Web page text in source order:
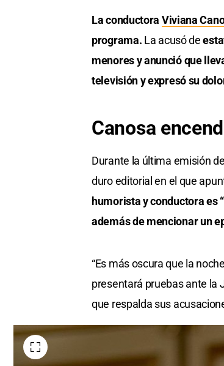
La conductora Viviana
programa. La acusó de
menores y anunció que
televisión y expresó su
Canosa
Durante la última emisión
duro editorial en el que
humorista y conductora es
además de mencionar un
“Es más oscura que la
presentará pruebas ante la
que respalda sus